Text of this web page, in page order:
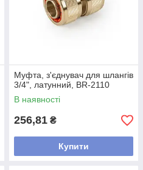
Муфта, з'єднувач для шлангів
3/4", латунний, BR-2110
В наявності
256,81 ₴
Купити